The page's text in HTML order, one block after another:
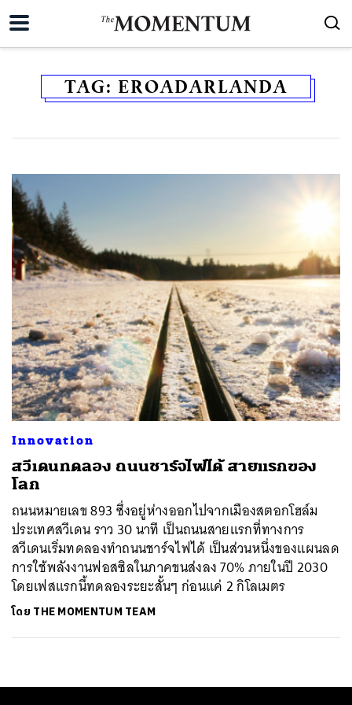
TAG: EROADARLANDA
Innovation
สวีเดนทดลอง ถนนชาร์จไฟได้ สายแรกของ
โลก
ถนนหมายเลข 893 ซึ่งอยู่ห่างออกไปจากเมืองสตอกโฮล์ม
ประเทศสวีเดน ราว 30 นาที เป็นถนนสายแรกที่ทางการ
สวีเดนเริ่มทดลองทำถนนชาร์จไฟได้ เป็นส่วนหนึ่งของแผนลด
การใช้พลังงานฟอสซิลในภาคขนส่งลง 70% ภายในปี 2030
โดยเฟสแรกนี้ทดลองระยะสั้นๆ ก่อนแค่ 2 กิโลเมตร
โดย THE MOMENTUM TEAM
ค้นหา
SHARE TWEET LINE EMAIL